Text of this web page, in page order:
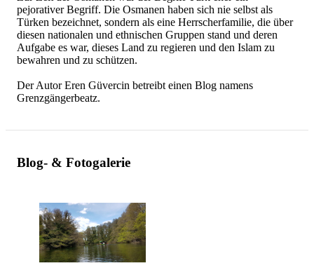
pejorativer Begriff. Die Osmanen haben sich nie selbst als
Türken bezeichnet, sondern als eine Herrscherfamilie, die über
diesen nationalen und ethnischen Gruppen stand und deren
Aufgabe es war, dieses Land zu regieren und den Islam zu
bewahren und zu schützen.
Der Autor Eren Güvercin betreibt einen Blog namens
Grenzgängerbeatz.
Blog- & Fotogalerie